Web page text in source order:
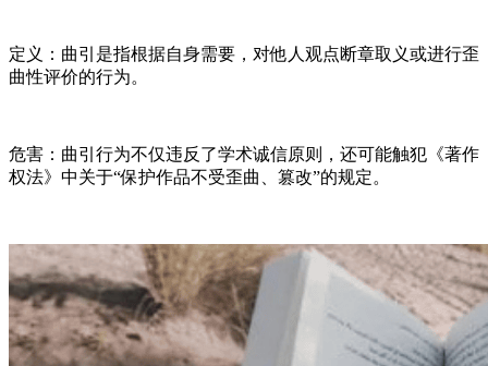
定义：曲引是指根据自身需要，对他人观点断章取义或进行歪
曲性评价的行为。
危害：曲引行为不仅违反了学术诚信原则，还可能触犯《著作
权法》中关于“保护作品不受歪曲、篡改”的规定。